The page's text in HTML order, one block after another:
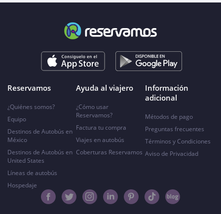
Reservamos
¿Quiénes somos?
Equipo
Destinos de Autobús en
México
Destinos de Autobús en
United States
Líneas de autobús
Hospedaje
Ayuda al viajero
¿Cómo usar
Reservamos?
Factura tu compra
Viajes en autobús
Coberturas Reservamos
Información
adicional
Métodos de pago
Preguntas frecuentes
Términos y Condiciones
Aviso de Privacidad